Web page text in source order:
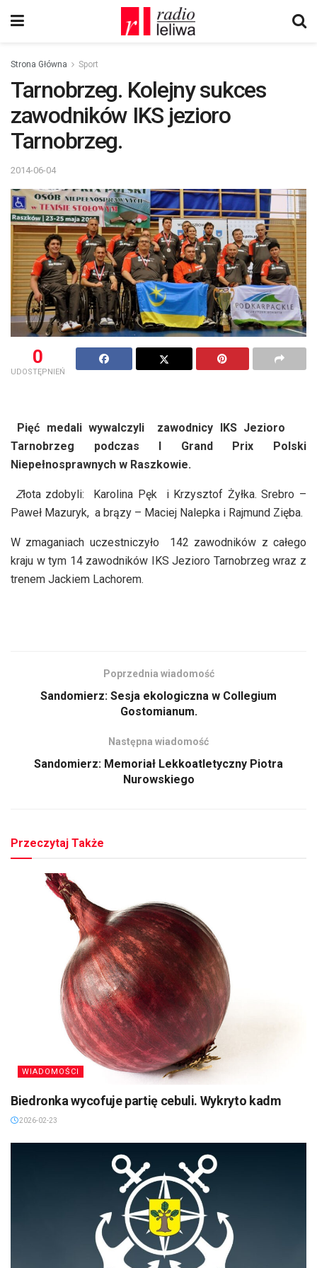
Strona Główna Sport
Tarnobrzeg. Kolejny sukces
zawodników IKS jezioro
Tarnobrzeg.
2014-06-04
0
UDOSTĘPNIEŃ
Pięć medali wywalczyli zawodnicy IKS Jezioro
Tarnobrzeg podczas I Grand Prix Polski
Niepełnosprawnych w Raszkowie.
Złota zdobyli: Karolina Pęk
i Krzysztof Żyłka. Srebro –
Paweł Mazuryk, a brązy – Maciej Nalepka i Rajmund Zięba.
W zmaganiach uczestniczyło
142 zawodników z całego
kraju w tym 14 zawodników IKS Jezioro Tarnobrzeg wraz z
trenem Jackiem Lachorem.
Poprzednia wiadomość
Sandomierz: Sesja ekologiczna w Collegium
Gostomianum.
Następna wiadomość
Sandomierz: Memoriał Lekkoatletyczny Piotra
Nurowskiego
Przeczytaj Także
WIADOMOŚCI
Biedronka wycofuje partię cebuli. Wykryto kadm
2026-02-23